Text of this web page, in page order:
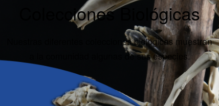
Colecciones Biológicas
Nuestras diferentes colecciones biológicas muestran
a la comunidad algunas de sus especies.